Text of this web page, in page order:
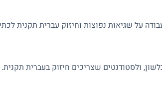
על שגיאות נפוצות וחיזוק עברית תקנית
ולסטודנטים שצריכים חיזוק בעברית